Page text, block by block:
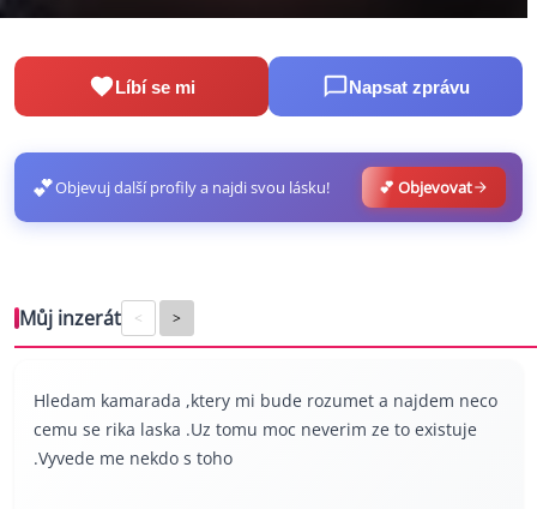
Líbí se mi Napsat zprávu
💕Objevuj další profily a najdi svou lásku! 💕 Objevovat
Můj inzerát < >
Hledam kamarada ,ktery mi bude rozumet a najdem neco
cemu se rika laska .Uz tomu moc neverim ze to existuje
.Vyvede me nekdo s toho